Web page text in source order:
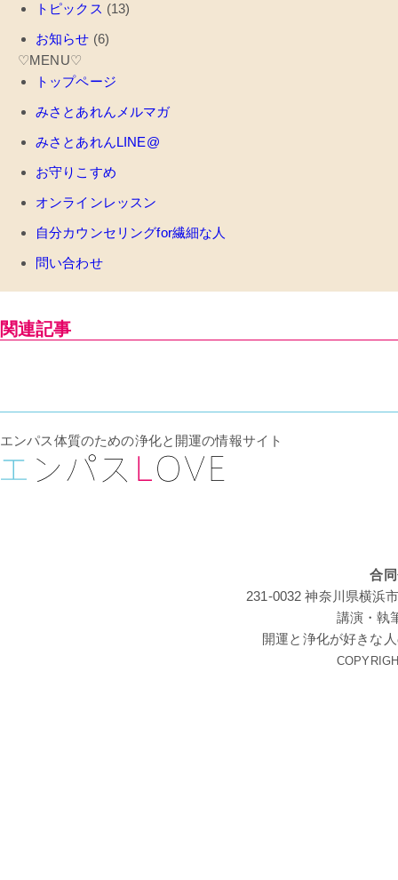
トピックス (13)
お知らせ (6)
♡MENU♡
トップページ
みさとあれんメルマガ
みさとあれんLINE@
お守りこすめ
オンラインレッスン
自分カウンセリングfor繊細な人
問い合わせ
関連記事
エンパス体質のための浄化と開運の情報サイト
合
231-0032 神奈川県横浜
講演・執
開運と浄化が好きな